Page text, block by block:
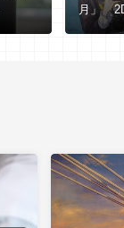
月」
※9/1（